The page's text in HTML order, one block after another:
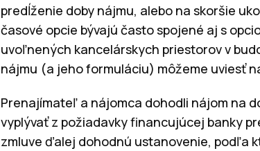
predĺženie doby nájmu, alebo na skoršie
časové opcie bývajú často spojené aj s
uvoľnených kancelárskych priestorov v
nájmu (a jeho formuláciu) môžeme uviesť
Prenajímateľ a nájomca dohodli nájom na
vyplývať z požiadavky financujúcej banky
zmluve ďalej dohodnú ustanovenie, podľa